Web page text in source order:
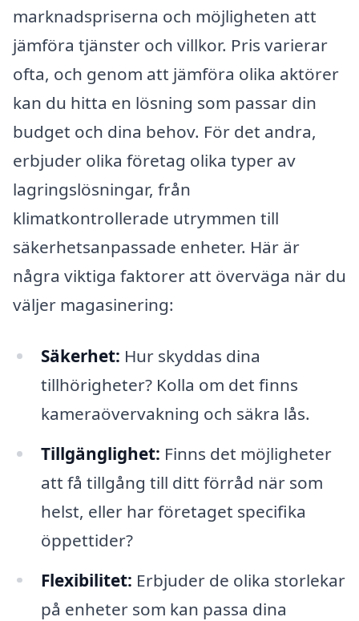
marknadspriserna och möjligheten att
jämföra tjänster och villkor. Pris varierar
ofta, och genom att jämföra olika aktörer
kan du hitta en lösning som passar din
budget och dina behov. För det andra,
erbjuder olika företag olika typer av
lagringslösningar, från
klimatkontrollerade utrymmen till
säkerhetsanpassade enheter. Här är
några viktiga faktorer att överväga när du
väljer magasinering:
Säkerhet: Hur skyddas dina
tillhörigheter? Kolla om det finns
kameraövervakning och säkra lås.
Tillgänglighet: Finns det möjligheter
att få tillgång till ditt förråd när som
helst, eller har företaget specifika
öppettider?
Flexibilitet: Erbjuder de olika storlekar
på enheter som kan passa dina